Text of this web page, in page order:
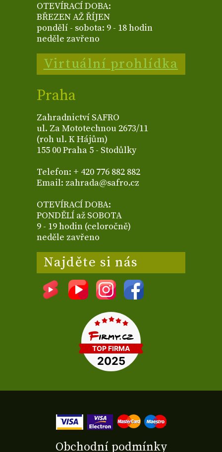
OTEVÍRACÍ DOBA:
BŘEZEN AŽ ŘÍJEN
pondělí - sobota: 9 - 18 hodin
neděle zavřeno
Virtuální prohlídka
Praha
Zahradnictví SAFRO
ul. Za Mototechnou 2673/11
(roh ul. K Hájům)
155 00 Praha 5 - Stodůlky
Telefon: + 420 776 882 882
Email: zahrada@safro.cz
OTEVÍRACÍ DOBA:
PONDĚLÍ až SOBOTA
9 - 19 hodin (celoročně)
neděle zavřeno
Najděte si nás
Obchodní podmínky